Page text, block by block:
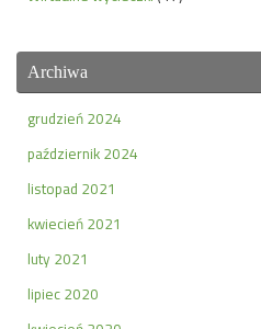
Archiwa
grudzień 2024
październik 2024
listopad 2021
kwiecień 2021
luty 2021
lipiec 2020